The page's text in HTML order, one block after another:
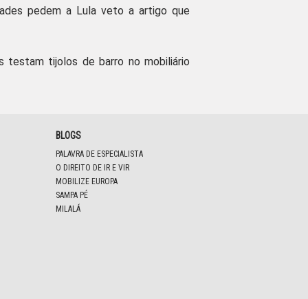
pedem a Lula veto a artigo que
testam tijolos de barro no mobiliário
BLOGS
PALAVRA DE ESPECIALISTA
O DIREITO DE IR E VIR
MOBILIZE EUROPA
SAMPA PÉ
MILALÁ